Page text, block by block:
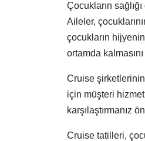
Çocukların
Aileler,
çocukların
ortamda
Cruise şirketlerinin
için müşteri
karşılaştırmanız
Cruise tatilleri,